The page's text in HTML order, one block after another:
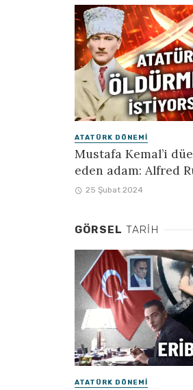
ATATÜRK DÖNEMI
Mustafa Kemal’i
eden adam: Alfred
25 Şubat 2024
GÖRSEL TARIH
ATATÜRK DÖNEMI